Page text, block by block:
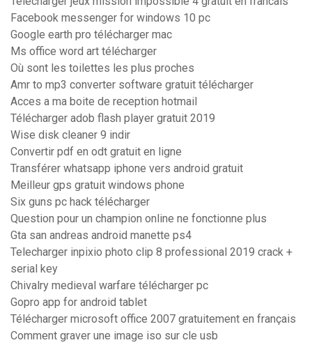
Facebook messenger for windows 10 pc
Google earth pro télécharger mac
Ms office word art télécharger
Où sont les toilettes les plus proches
Amr to mp3 converter software gratuit télécharger
Acces a ma boite de reception hotmail
Télécharger adob flash player gratuit 2019
Wise disk cleaner 9 indir
Convertir pdf en odt gratuit en ligne
Transférer whatsapp iphone vers android gratuit
Meilleur gps gratuit windows phone
Six guns pc hack télécharger
Question pour un champion online ne fonctionne plus
Gta san andreas android manette ps4
Telecharger inpixio photo clip 8 professional 2019 crack +
serial key
Chivalry medieval warfare télécharger pc
Gopro app for android tablet
Télécharger microsoft office 2007 gratuitement en français
Comment graver une image iso sur cle usb